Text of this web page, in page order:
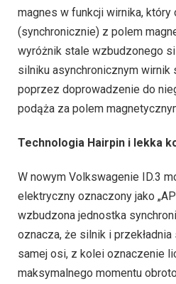
magnes w funkcji wirnika, który
(synchronicznie) z polem
wyróżnik stale wzbudzonego
silniku asynchronicznym wirnik
poprzez doprowadzenie do
podąża za polem
Technologia Hairpin i lekka
W nowym Volkswagenie ID.3
elektryczny oznaczony jako
wzbudzona jednostka
oznacza, że silnik i
samej osi, z kolei oznaczenie
maksymalnego momentu